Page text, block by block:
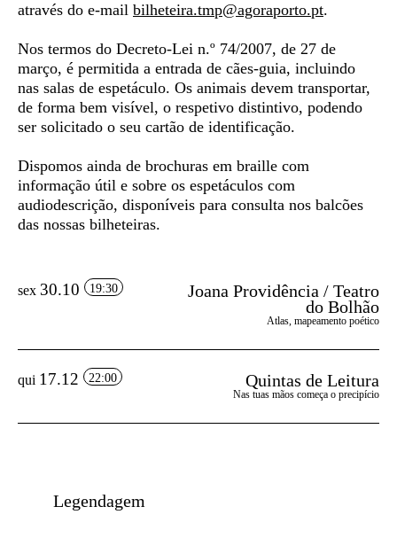
através do e-mail bilheteira.tmp@agoraporto.pt.
Nos termos do Decreto-Lei n.º 74/2007, de 27 de
março, é permitida a entrada de cães-guia, incluindo
nas salas de espetáculo. Os animais devem transportar,
de forma bem visível, o respetivo distintivo, podendo
ser solicitado o seu cartão de identificação.
Dispomos ainda de brochuras em braille com
informação útil e sobre os espetáculos com
audiodescrição, disponíveis para consulta nos balcões
das nossas bilheteiras.
sex 30.10 19:30
Joana Providência / Teatro
do Bolhão
Atlas, mapeamento poético
qui 17.12 22:00 Quintas de Leitura
Nas tuas mãos começa o precipício
Legendagem